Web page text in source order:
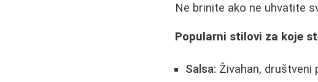
Ne brinite ako ne uhvatite
Popularni stilovi za koje
Salsa: Živahan, društveni